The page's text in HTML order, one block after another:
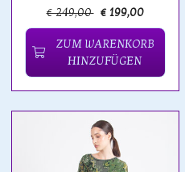
€ 249,00 € 199,00
ZUM WARENKORB
HINZUFÜGEN